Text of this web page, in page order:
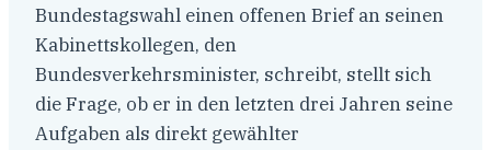
Bundestagswahl einen offenen Brief an seinen
Kabinettskollegen, den
Bundesverkehrsminister, schreibt, stellt sich
die Frage, ob er in den letzten drei Jahren seine
Aufgaben als direkt gewählter